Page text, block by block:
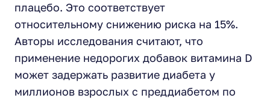
плацебо. Это соответствует
относительному снижению риска на 15%.
Авторы исследования считают, что
применение недорогих добавок витамина D
может задержать развитие диабета у
миллионов взрослых с преддиабетом по